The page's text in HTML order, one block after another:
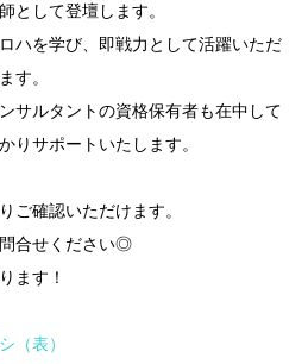
として登壇します。
ハを学び、即戦力として活躍いただ
す。
サルタントの資格保有者も在中して
りサポートいたします。
ご確認いただけます。
合せください◎
ます！
（表）